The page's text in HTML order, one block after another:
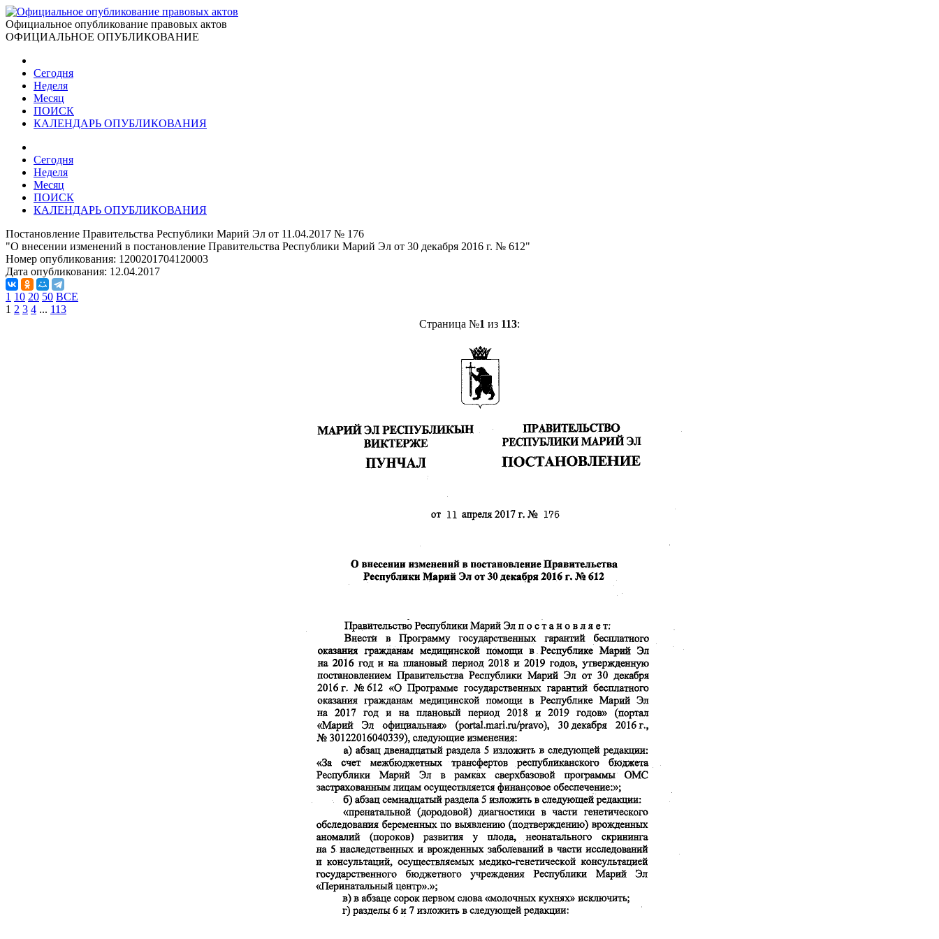
Официальное опубликование правовых актов
ОФИЦИАЛЬНОЕ ОПУБЛИКОВАНИЕ
Сегодня
Неделя
Месяц
ПОИСК
КАЛЕНДАРЬ ОПУБЛИКОВАНИЯ
Сегодня
Неделя
Месяц
ПОИСК
КАЛЕНДАРЬ ОПУБЛИКОВАНИЯ
Постановление Правительства Республики Марий Эл от 11.04.2017 № 176
"О внесении изменений в постановление Правительства Республики Марий Эл от 30 декабря 2016 г. № 612"
Номер опубликования: 1200201704120003
Дата опубликования: 12.04.2017
1 10 20 50 ВСЕ
1 2 3 4 ... 113
Страница №1 из 113: